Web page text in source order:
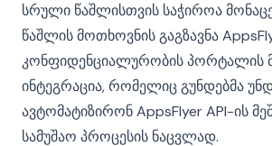
სრული წაშლისთვის საჭიროა
წაშლის მოთხოვნის გაგზავნა
კონფიდენციალურობის პორტალის
ინტეგრაცია, რომელიც გუნდებმა
ავტომატიზირონ AppsFlyer API-ის
სამუშაო პროცესის ნაცვლად.